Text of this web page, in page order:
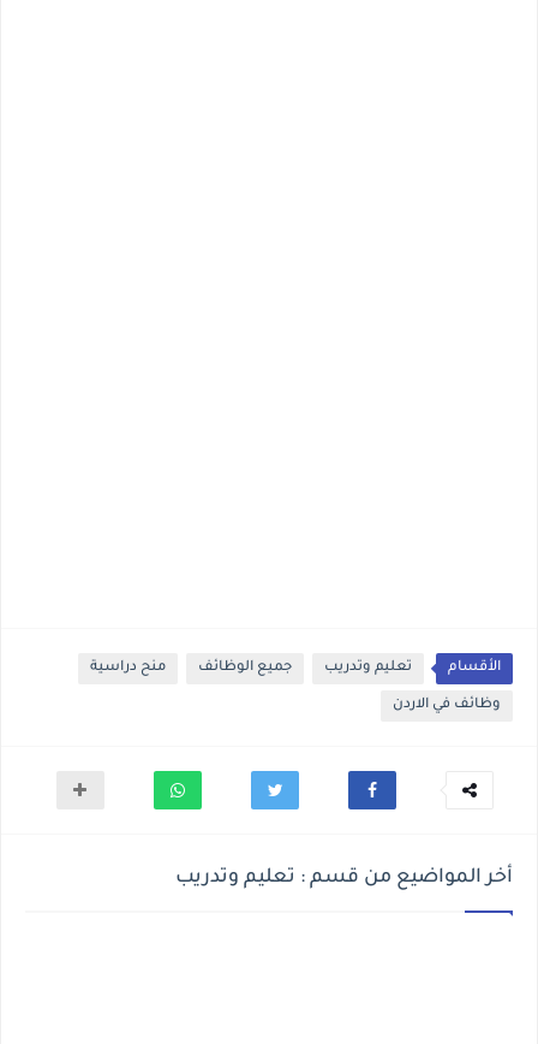
الأقسام تعليم وتدريب جميع الوظائف منح دراسية
وظائف في الاردن
أخر المواضيع من قسم : تعليم وتدريب